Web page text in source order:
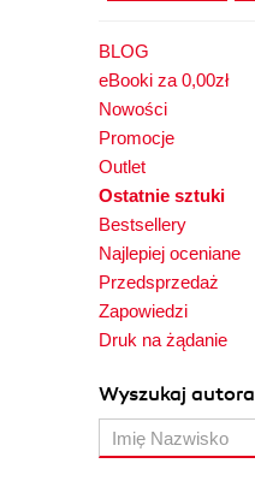
BLOG
eBooki za 0,00zł
Nowości
Promocje
Outlet
Ostatnie sztuki
Bestsellery
Najlepiej oceniane
Przedsprzedaż
Zapowiedzi
Druk na żądanie
Wyszukaj autora